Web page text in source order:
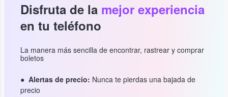
Disfruta de la mejor experiencia
en tu teléfono
La manera más sencilla de encontrar, rastrear y comprar
boletos
Alertas de precio: Nunca te pierdas una bajada de
precio